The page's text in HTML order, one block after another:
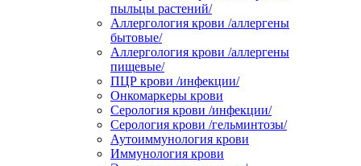
пыльцы растений/
Аллергология крови /аллергены
бытовые/
Аллергология крови /аллергены
пищевые/
ПЦР крови /инфекции/
Онкомаркеры крови
Серология крови /инфекции/
Серология крови /гельминтозы/
Аутоиммунология крови
Иммунология крови